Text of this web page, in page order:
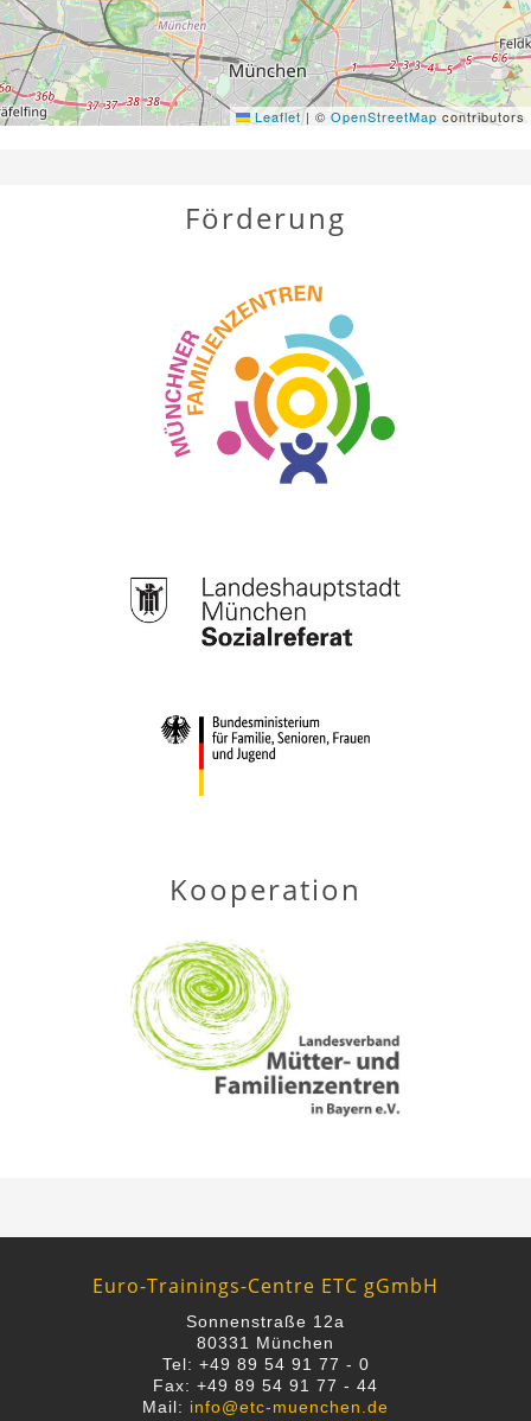
Leaflet | © OpenStreetMapcontributors
Förderung
Kooperation
Euro-Trainings-Centre ETC gGmbH
Sonnenstraße 12a
80331 München
Tel: +49 89 54 91 77 - 0
Fax: +49 89 54 91 77 - 44
Mail: info@etc-muenchen.de